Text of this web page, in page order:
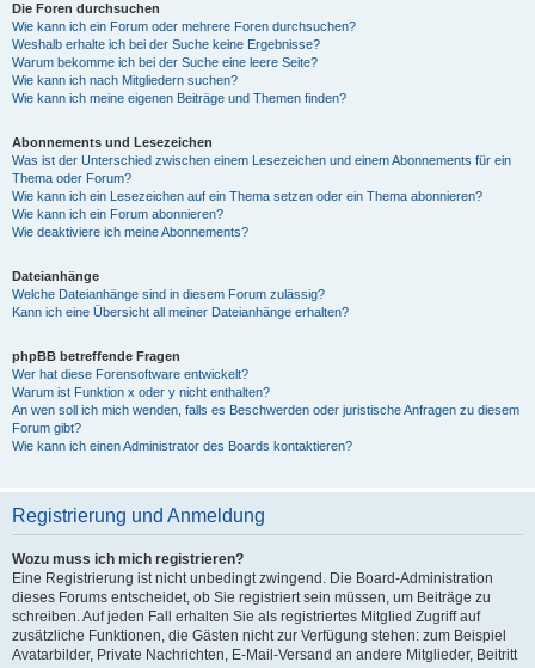
Die Foren durchsuchen
Wie kann ich ein Forum oder mehrere Foren durchsuchen?
Weshalb erhalte ich bei der Suche keine Ergebnisse?
Warum bekomme ich bei der Suche eine leere Seite?
Wie kann ich nach Mitgliedern suchen?
Wie kann ich meine eigenen Beiträge und Themen finden?
Abonnements und Lesezeichen
Was ist der Unterschied zwischen einem Lesezeichen und einem Abonnements für ein
Thema oder Forum?
Wie kann ich ein Lesezeichen auf ein Thema setzen oder ein Thema abonnieren?
Wie kann ich ein Forum abonnieren?
Wie deaktiviere ich meine Abonnements?
Dateianhänge
Welche Dateianhänge sind in diesem Forum zulässig?
Kann ich eine Übersicht all meiner Dateianhänge erhalten?
phpBB betreffende Fragen
Wer hat diese Forensoftware entwickelt?
Warum ist Funktion x oder y nicht enthalten?
An wen soll ich mich wenden, falls es Beschwerden oder juristische Anfragen zu diesem
Forum gibt?
Wie kann ich einen Administrator des Boards kontaktieren?
Registrierung und Anmeldung
Wozu muss ich mich registrieren?
Eine Registrierung ist nicht unbedingt zwingend. Die Board-Administration
dieses Forums entscheidet, ob Sie registriert sein müssen, um Beiträge zu
schreiben. Auf jeden Fall erhalten Sie als registriertes Mitglied Zugriff auf
zusätzliche Funktionen, die Gästen nicht zur Verfügung stehen: zum Beispiel
Avatarbilder, Private Nachrichten, E-Mail-Versand an andere Mitglieder, Beitritt